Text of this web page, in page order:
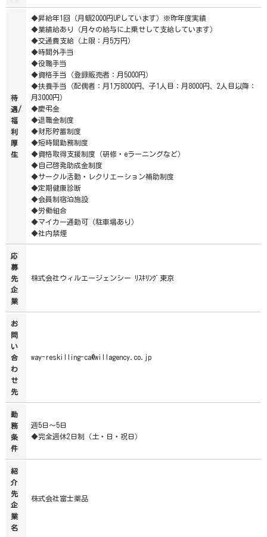
待
遇/
福
利
厚
生
◆昇給年1回（月額2000円UPしています）※昨年度実績
◆業績給あり（月々の給与に上乗せして支給しています）
◆交通費支給（上限：月5万円）
◆時間外手当
◆役職手当
◆資格手当（登録販売者：月5000円）
◆扶養手当（配偶者：月1万8000円、子1人目：月8000円、2人目以降：
月3000円）
◆慶弔金
◆退職金制度
◆財形貯蓄制度
◆短時間勤務制度
◆資格取得支援制度（研修・eラーニングなど）
◆自己啓発助成金制度
◆サークル活動・レクリエーション補助制度
◆定期健康診断
◆会員制宿泊施設
◆労働組合
◆マイカー通勤可（駐車場あり）
◆社内禁煙
応
募
先
企
業
株式会社ウィルエージェンシー ﾘｽｷﾘﾝｸﾞ東京
お
問
い
合
わ
せ
先
way-reskilling-ca@willagency.co.jp
勤
務
条
件
週5日～5日
◆完全週休2日制（土・日・祝日）
紹
介
先
企
業
名
株式会社富士薬品